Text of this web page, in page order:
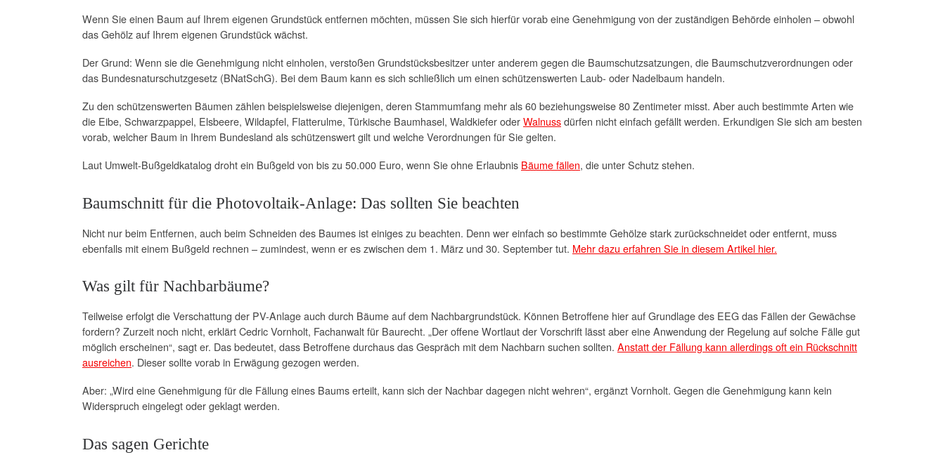
Wenn Sie einen Baum auf Ihrem eigenen Grundstück entfernen möchten, müssen Sie sich hierfür vorab eine Genehmigung von der zuständigen Behörde einholen – obwohl
das Gehölz auf Ihrem eigenen Grundstück wächst.
Der Grund: Wenn sie die Genehmigung nicht einholen, verstoßen Grundstücksbesitzer unter anderem gegen die Baumschutzsatzungen, die Baumschutzverordnungen oder
das Bundesnaturschutzgesetz (BNatSchG). Bei dem Baum kann es sich schließlich um einen schützenswerten Laub- oder Nadelbaum handeln.
Zu den schützenswerten Bäumen zählen beispielsweise diejenigen, deren Stammumfang mehr als 60 beziehungsweise 80 Zentimeter misst. Aber auch bestimmte Arten wie
die Eibe, Schwarzpappel, Elsbeere, Wildapfel, Flatterulme, Türkische Baumhasel, Waldkiefer oderWalnussdürfen nicht einfach gefällt werden. Erkundigen Sie sich am besten
vorab, welcher Baum in Ihrem Bundesland als schützenswert gilt und welche Verordnungen für Sie gelten.
Laut Umwelt-Bußgeldkatalog droht ein Bußgeld von bis zu 50.000 Euro, wenn Sie ohne Erlaubnis Bäume fällen, die unter Schutz stehen.
Baumschnitt für die Photovoltaik-Anlage: Das sollten Sie beachten
Nicht nur beim Entfernen, auch beim Schneiden des Baumes ist einiges zu beachten. Denn wer einfach so bestimmte Gehölze stark zurückschneidet oder entfernt, muss
ebenfalls mit einem Bußgeld rechnen – zumindest, wenn er es zwischen dem 1. März und 30. September tut. Mehr dazu erfahren Sie in diesem Artikel hier.
Was gilt für Nachbarbäume?
Teilweise erfolgt die Verschattung der PV-Anlage auch durch Bäume auf dem Nachbargrundstück. Können Betroffene hier auf Grundlage des EEG das Fällen der Gewächse
fordern? Zurzeit noch nicht, erklärt Cedric Vornholt, Fachanwalt für Baurecht. „Der offene Wortlaut der Vorschrift lässt aber eine Anwendung der Regelung auf solche Fälle gut
möglich erscheinen“, sagt er. Das bedeutet, dass Betroffene durchaus das Gespräch mit dem Nachbarn suchen sollten. Anstatt der Fällung kann allerdings oft ein Rückschnitt
ausreichen. Dieser sollte vorab in Erwägung gezogen werden.
Aber: „Wird eine Genehmigung für die Fällung eines Baums erteilt, kann sich der Nachbar dagegen nicht wehren“, ergänzt Vornholt. Gegen die Genehmigung kann kein
Widerspruch eingelegt oder geklagt werden.
Das sagen Gerichte